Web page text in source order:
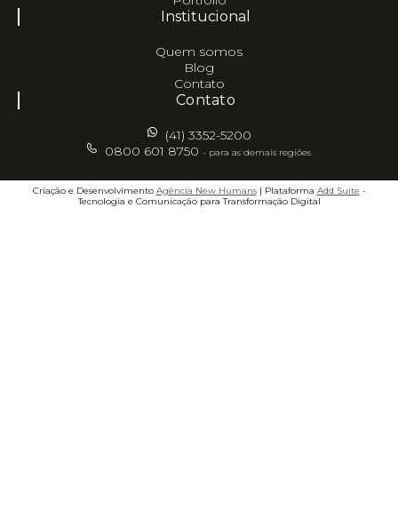
Institucional
Quem somos
Blog
Contato
Contato
(41) 3352-5200
0800 601 8750 - para as demais regiões
Criação e Desenvolvimento Agência New Humans| Plataforma Add Suite -
Tecnologia e Comunicação para Transformação Digital